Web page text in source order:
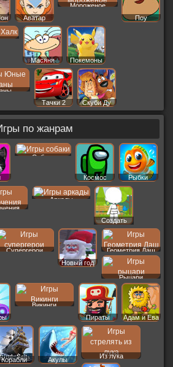
Аватар
Мороженое
Поу
Масяня Покемоны
Тачки 2
Скуби Ду
по жанрам
Собаки
Космос Рыбки
Аркады
Создать
Пер
Супергерои
Новый год
Геометрия Даш
Рыцари
Викинги
Пираты
Адам и Ева
Корабли Акулы
Из лука